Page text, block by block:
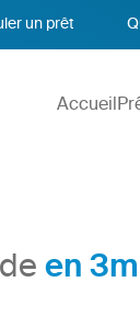
un prêt
Accueil
en